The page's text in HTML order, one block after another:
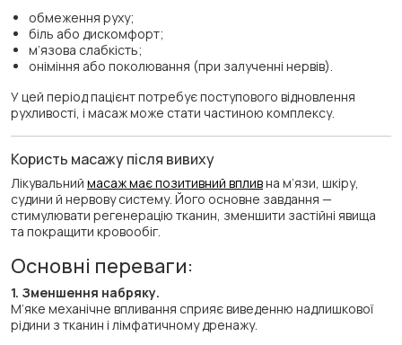
обмеження руху;
біль або дискомфорт;
м’язова слабкість;
оніміння або поколювання (при залученні нервів).
У цей період пацієнт потребує поступового відновлення
рухливості, і масаж може стати частиною комплексу.
Користь масажу після вивиху
Лікувальний масаж має позитивний впливна м’язи, шкіру,
судини й нервову систему. Його основне завдання —
стимулювати регенерацію тканин, зменшити застійні явища
та покращити кровообіг.
Основні переваги:
1. Зменшення набряку.
М’яке механічне впливання сприяє виведенню надлишкової
рідини з тканин і лімфатичному дренажу.